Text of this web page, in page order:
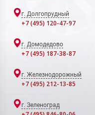
г. Долгопрудный
+7 (495) 120-47-97
г. Домодедово
+7 (495) 187-38-87
г. Железнодорожный
+7 (495) 212-13-85
г. Зеленоград